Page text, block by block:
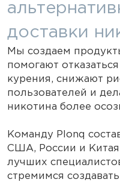
доставки
Мы создаем
помогают
курения, снижают
пользователей и
никотина более
Команду Plonq
США, России и
лучших
стремимся